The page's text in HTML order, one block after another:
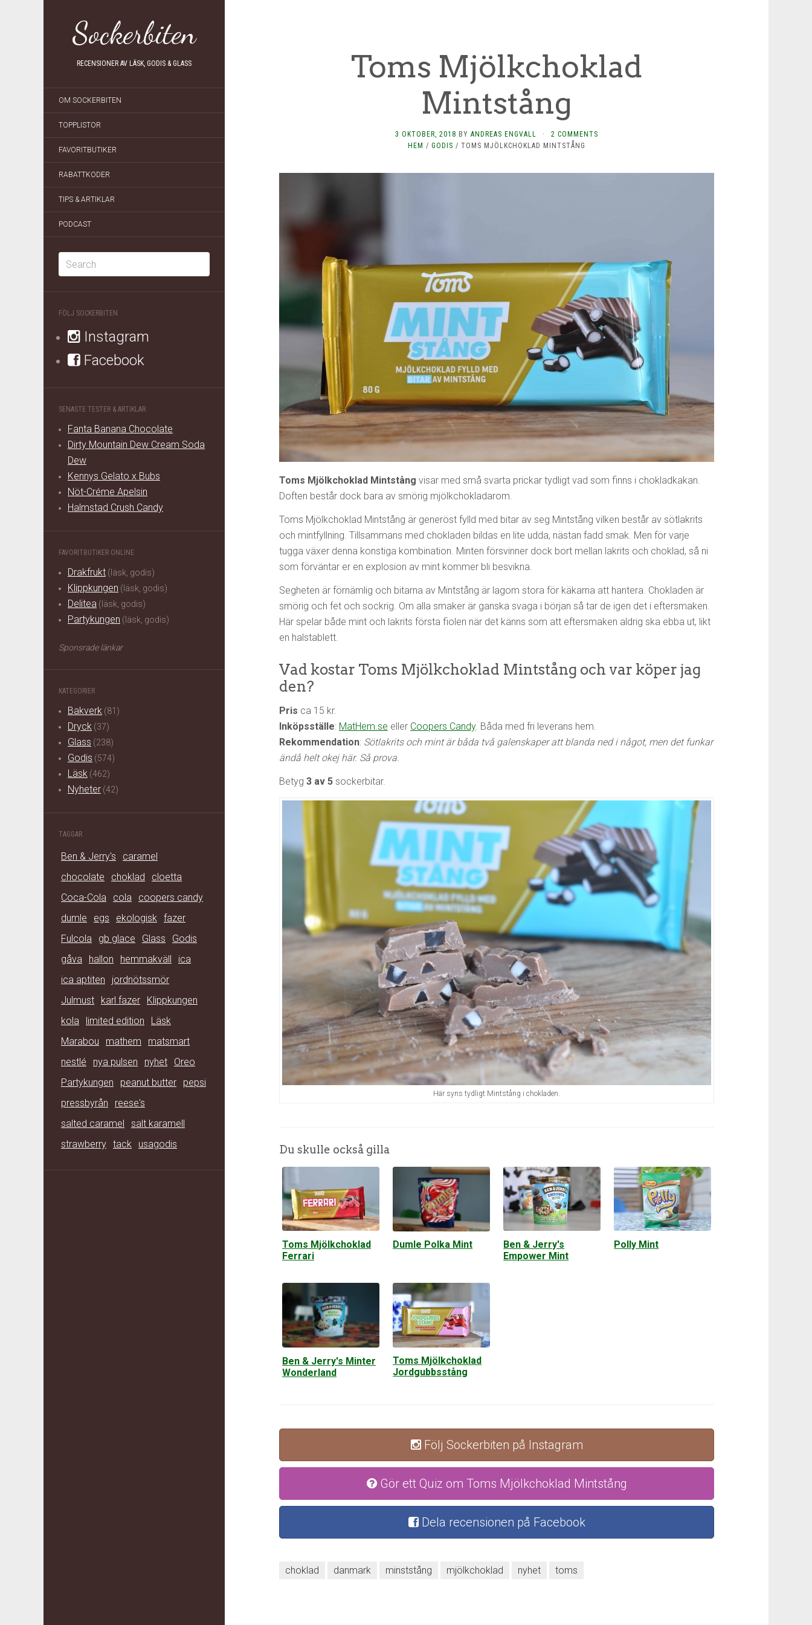
Sockerbiten
RECENSIONER AV LÄSK, GODIS & GLASS
OM SOCKERBITEN
TOPPLISTOR
FAVORITBUTIKER
RABATTKODER
TIPS & ARTIKLAR
PODCAST
FÖLJ SOCKERBITEN
Instagram
Facebook
SENASTE TESTER & ARTIKLAR
Fanta Banana Chocolate
Dirty Mountain Dew Cream Soda
Dew
Kennys Gelato x Bubs
Nöt-Créme Apelsin
Halmstad Crush Candy
FAVORITBUTIKER ONLINE
Drakfrukt (läsk, godis)
Klippkungen (läsk, godis)
Delitea (läsk, godis)
Partykungen (läsk, godis)
Sponsrade länkar
KATEGORIER
Bakverk (81)
Dryck (37)
Glass (238)
Godis (574)
Läsk (462)
Nyheter (42)
TAGGAR
Ben & Jerry's
caramel
chocolate
choklad
cloetta
Coca-Cola
cola
coopers candy
dumle
egs ekologisk fazer
Fulcola
gb glace Glass
Godis
gåva
hallon hemmakväll
ica
ica aptiten
jordnötssmör
Julmust
karl fazer
Klippkungen
kola
limited edition
Läsk
Marabou
mathem
matsmart
nestlé
nya pulsen nyhet
Oreo
Partykungen
peanut butter
pepsi
pressbyrån
reese's
salted caramel
salt karamell
strawberry tack usagodis
Toms Mjölkchoklad
Mintstång
3 OKTOBER, 2018 BY ANDREAS ENGVALL ·
2 COMMENTS
HEM / GODIS / TOMS MJÖLKCHOKLAD MINTSTÅNG
Toms Mjölkchoklad Mintstång visar med små svarta prickar tydligt vad som finns i chokladkakan.
Doften består dock bara av smörig mjölkchokladarom.
Toms Mjölkchoklad Mintstång är generöst fylld med bitar av seg Mintstång vilken består av sötlakrits
och mintfyllning. Tillsammans med chokladen bildas en lite udda, nästan fadd smak. Men för varje
tugga växer denna konstiga kombination. Minten försvinner dock bort mellan lakrits och choklad, så ni
som förväntar er en explosion av mint kommer bli besvikna.
Segheten är förnämlig och bitarna av Mintstång är lagom stora för käkarna att hantera. Chokladen är
smörig och fet och sockrig. Om alla smaker är ganska svaga i början så tar de igen det i eftersmaken.
Här spelar både mint och lakrits första fiolen när det känns som att eftersmaken aldrig ska ebba ut, likt
en halstablett.
Vad kostar Toms Mjölkchoklad Mintstång och var köper jag
den?
Pris ca 15 kr.
Inköpsställe: MatHem.se eller Coopers Candy. Båda med fri leverans hem.
Rekommendation: Sötlakrits och mint är båda två galenskaper att blanda ned i något, men det funkar
ändå helt okej här. Så prova.
Betyg 3 av 5 sockerbitar.
Här syns tydligt Mintstång i chokladen.
Du skulle också gilla
Toms Mjölkchoklad
Ferrari
Dumle Polka Mint
Ben & Jerry's
Empower Mint
Polly Mint
Ben & Jerry's Minter
Wonderland
Toms Mjölkchoklad
Jordgubbsstång
Följ Sockerbiten på Instagram
Gör ett Quiz om Toms Mjölkchoklad Mintstång
Dela recensionen på Facebook
choklad danmark minststång mjölkchoklad nyhet toms